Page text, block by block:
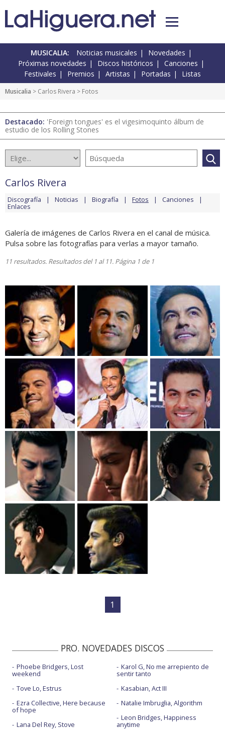
MUSICALIA: Noticias musicales
Novedades
Próximas novedades
Discos históricos
Canciones
Festivales
Premios Artistas Portadas Listas
Musicalia > Carlos Rivera > Fotos
Destacado: 'Foreign tongues' es el vigesimoquinto álbum de
estudio de los Rolling Stones
Carlos Rivera
Discografía Noticias Biografía Fotos Canciones
Enlaces
Galería de imágenes de Carlos Rivera en el canal de música.
Pulsa sobre las fotografías para verlas a mayor tamaño.
11 resultados. Resultados del 1 al 11. Página 1 de 1
1
PRO. NOVEDADES DISCOS
Phoebe Bridgers, Lost
weekend
Tove Lo, Estrus
Ezra Collective, Here because
of hope
Lana Del Rey, Stove
Karol G, No me arrepiento de
sentir tanto
Kasabian, Act III
Natalie Imbruglia, Algorithm
Leon Bridges, Happiness
anytime